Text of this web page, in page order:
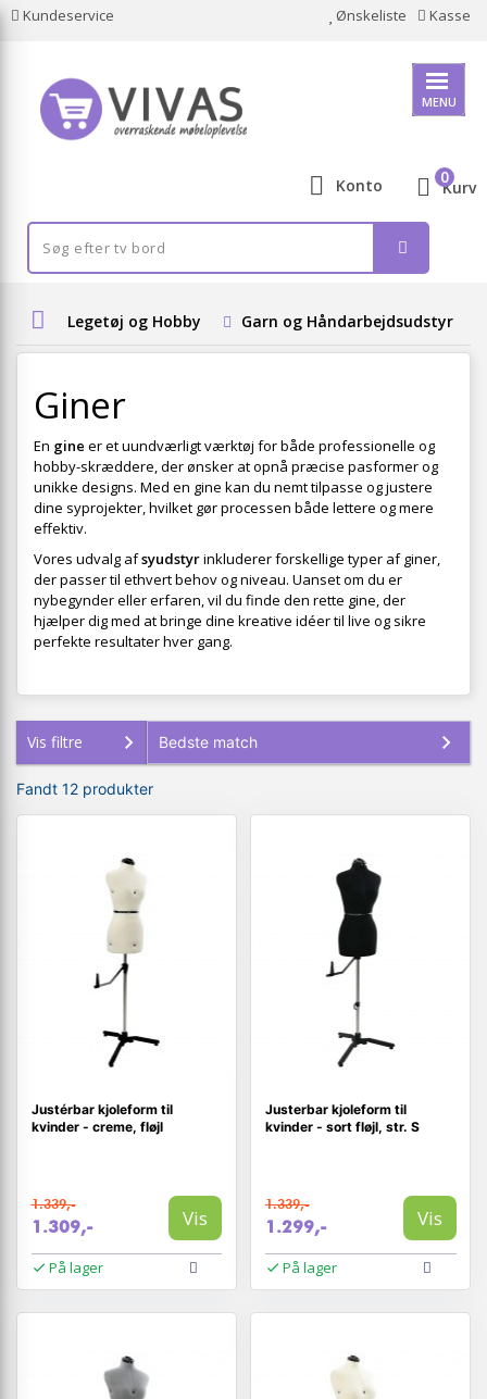
Kundeservice Ønskeliste Kasse
MENU
Konto Kurv
0
Legetøj og Hobby Garn og Håndarbejdsudstyr
Giner
En gine er et uundværligt værktøj for både professionelle og
hobby-skræddere, der ønsker at opnå præcise pasformer og
unikke designs. Med en gine kan du nemt tilpasse og justere
dine syprojekter, hvilket gør processen både lettere og mere
effektiv.
Vores udvalg afsyudstyrinkluderer forskellige typer af giner,
der passer til ethvert behov og niveau. Uanset om du er
nybegynder eller erfaren, vil du finde den rette gine, der
hjælper dig med at bringe dine kreative idéer til live og sikre
perfekte resultater hver gang.
Vis filtre
Fandt 12 produkter
Justérbar kjoleform til
kvinder - creme, fløjl
1.339,-
1.309,- Vis
På lager
Justerbar kjoleform til
kvinder - sort fløjl, str. S
1.339,-
1.299,- Vis
På lager